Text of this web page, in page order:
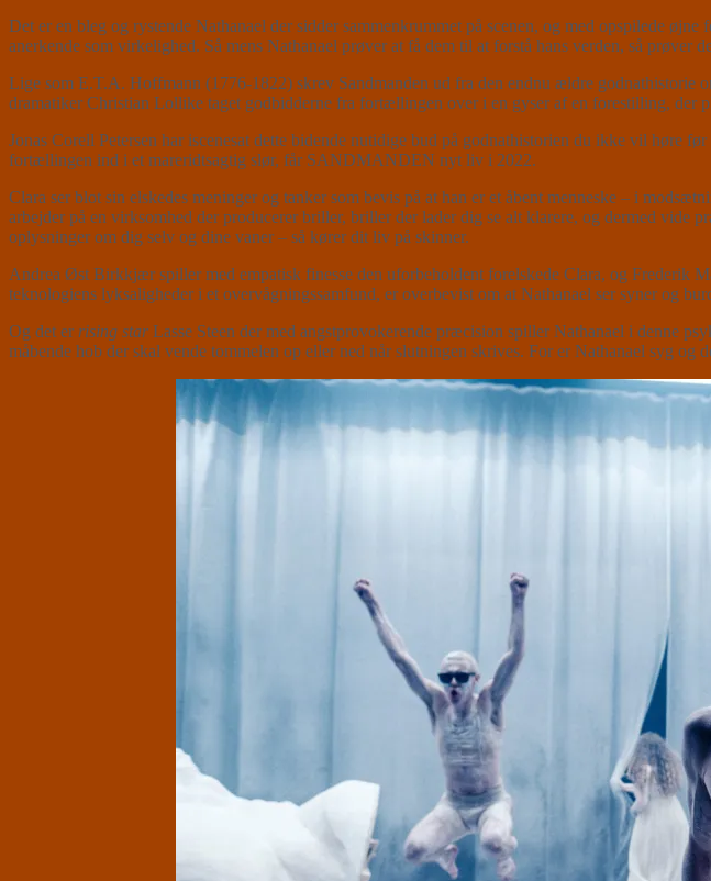
Det er en bleg og rystende Nathanael der sidder sammenkrummet på scenen, og med opspilede
anerkende som virkelighed. Så mens Nathanael prøver at få dem til at forstå hans verden, så
Lige som E.T.A. Hoffmann (1776-1822) skrev Sandmanden ud fra den endnu ældre godnathistorie
dramatiker Christian Lollike taget godbidderne fra fortællingen over i en gyser af en forestilling,
Jonas Corell Petersen har iscenesat dette bidende nutidige bud på godnathistorien du ikke vil høre
fortællingen ind i et mareridtsagtig slør, får SANDMANDEN nyt liv i 2022.
Clara ser blot sin elskedes meninger og tanker som bevis på at han er et åbent menneske – i
arbejder på en virksomhed der producerer briller, briller der lader dig se alt klarere, og dermed
oplysninger om dig selv og dine vaner – så kører dit liv på skinner.
Andrea Øst Birkkjær spiller med empatisk finesse den uforbeholdent forelskede Clara, og Frederik
teknologiens lyksaligheder i et overvågningssamfund, er overbevist om at Nathanael ser syner og
Og det er rising star Lasse Steen der med angstprovokerende præcision spiller Nathanael i denne
måbende hob der skal vende tommelen op eller ned når slutningen skrives. For er Nathanael syg og